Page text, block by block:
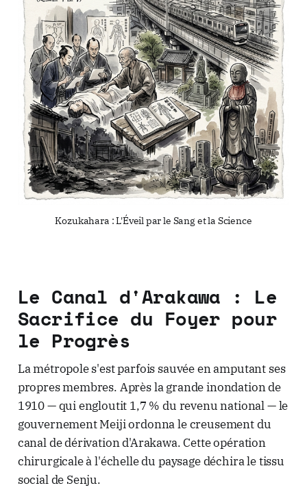
Kozukahara : L'Éveil par le Sang et la Science
Le Canal d'Arakawa : Le
Sacrifice du Foyer pour
le Progrès
La métropole s'est parfois sauvée en amputant ses
propres membres. Après la grande inondation de
1910 — qui engloutit 1,7 % du revenu national — le
gouvernement Meiji ordonna le creusement du
canal de dérivation d'Arakawa. Cette opération
chirurgicale à l'échelle du paysage déchira le tissu
social de Senju.